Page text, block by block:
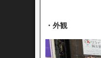
・外観